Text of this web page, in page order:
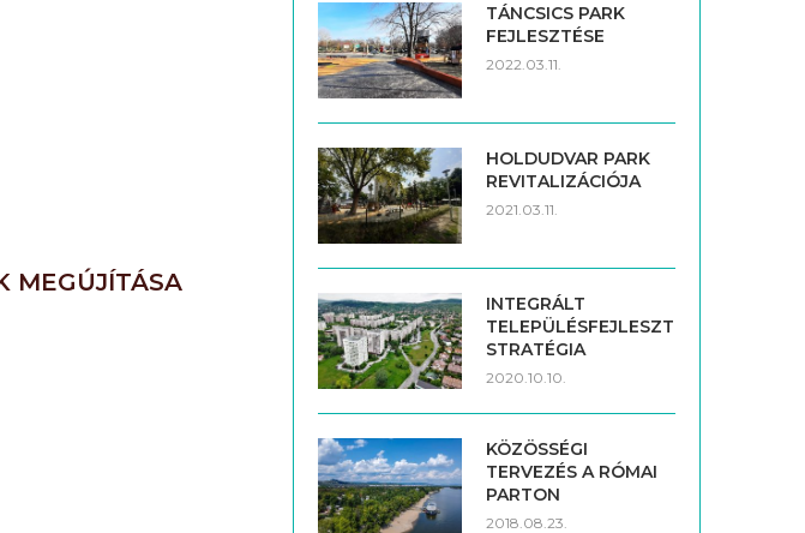
MEGÚJÍTÁSA
TÁNCSICS PARK
FEJLESZTÉSE
2022.03.11.
HOLDUDVAR PARK
REVITALIZÁCIÓJA
2021.03.11.
INTEGRÁLT
TELEPÜLÉSFEJLESZTÉSI
STRATÉGIA
2020.10.10.
KÖZÖSSÉGI
TERVEZÉS A RÓMAI
PARTON
2018.08.23.